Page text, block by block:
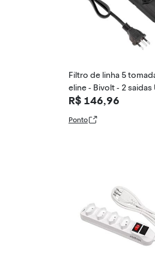
Filtro de linha 5
eline - Bivolt - 2 saidas
abo 0,8 metros - Preto
R$ 146,96
Ponto